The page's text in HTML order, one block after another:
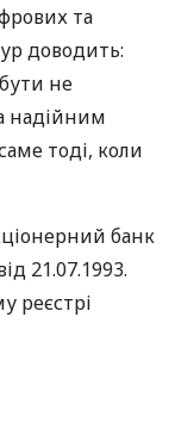
та
доводить:
не
надійним
тоді, коли
банк
21.07.1993.
реєстрі